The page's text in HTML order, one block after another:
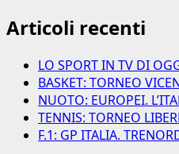
Articoli recenti
LO SPORT IN TV DI
BASKET: TORNEO
NUOTO: EUROPEI.
TENNIS: TORNEO
F.1: GP ITALIA.